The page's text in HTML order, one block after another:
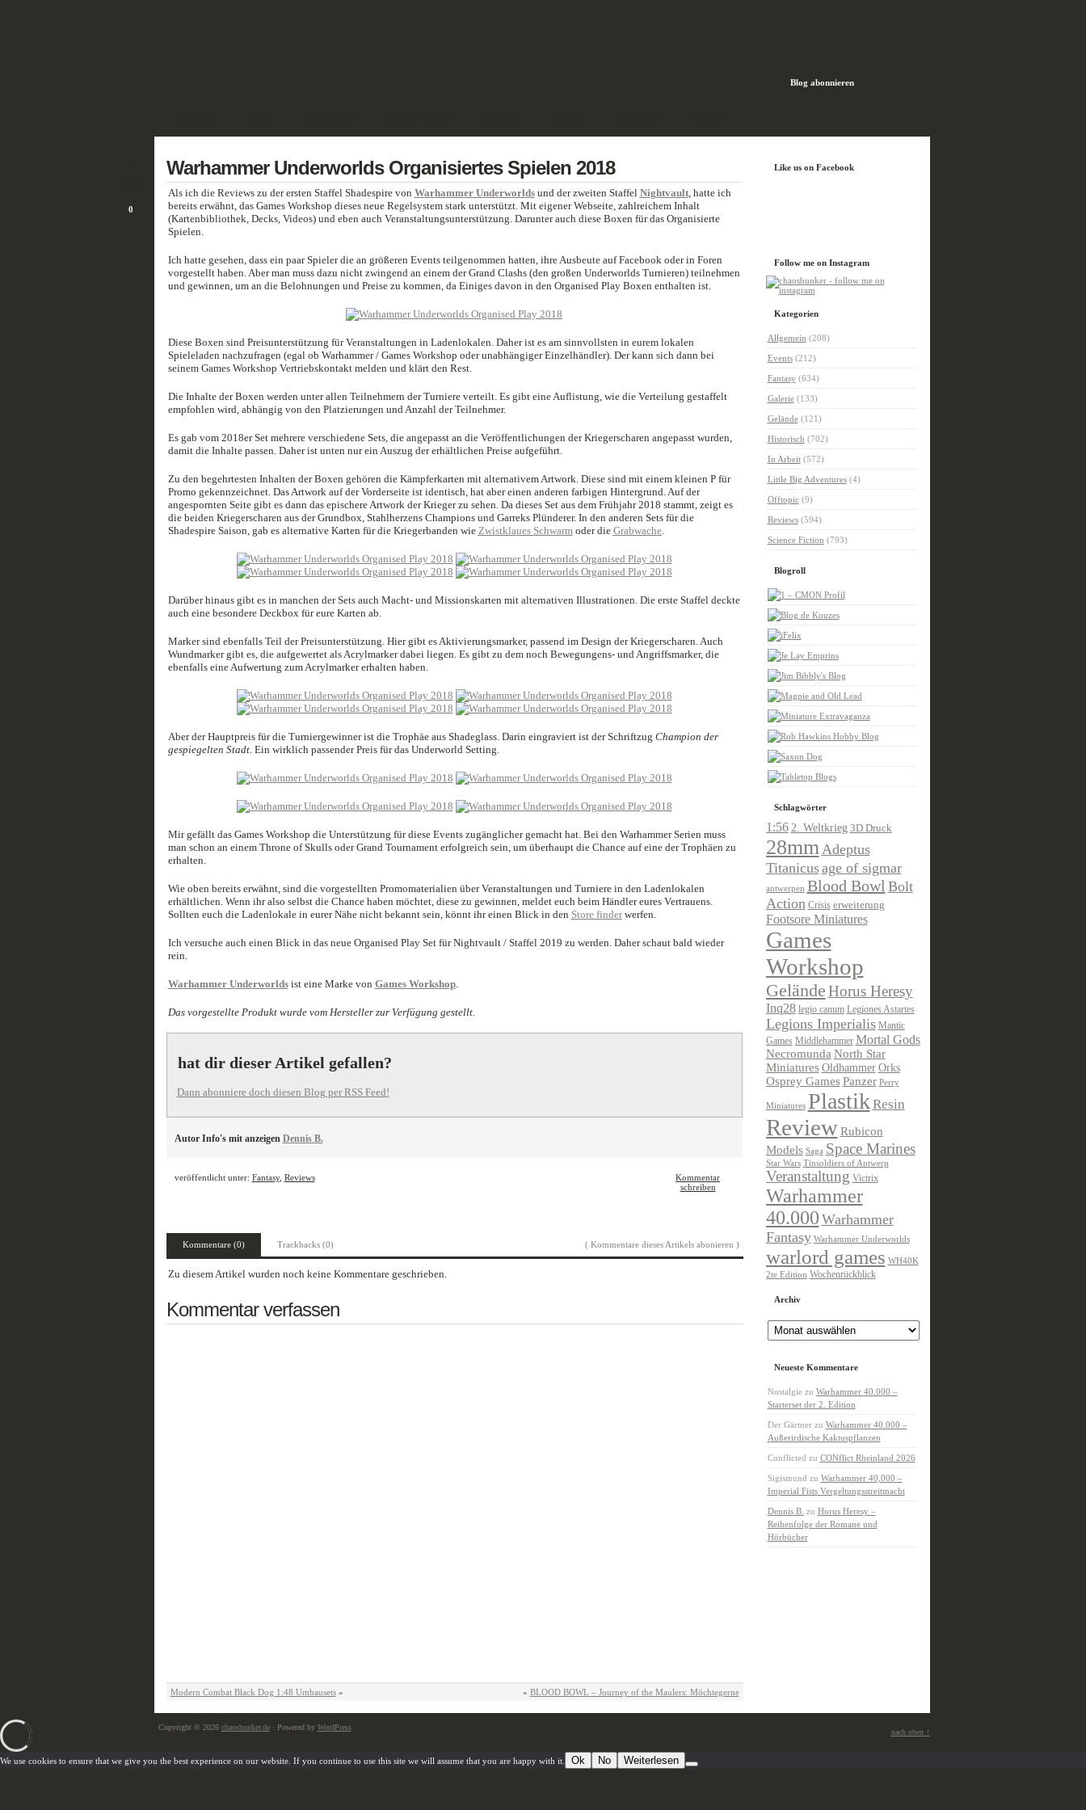
Blog abonnieren
0
Warhammer Underworlds Organisiertes Spielen 2018
Als ich die Reviews zu der ersten Staffel Shadespire von Warhammer Underworlds und der zweiten Staffel Nightvault, hatte ich
bereits erwähnt, das Games Workshop dieses neue Regelsystem stark unterstützt. Mit eigener Webseite, zahlreichem Inhalt
(Kartenbibliothek, Decks, Videos) und eben auch Veranstaltungsunterstützung. Darunter auch diese Boxen für das Organisierte
Spielen.
Ich hatte gesehen, dass ein paar Spieler die an größeren Events teilgenommen hatten, ihre Ausbeute auf Facebook oder in Foren
vorgestellt haben. Aber man muss dazu nicht zwingend an einem der Grand Clashs (den großen Underworlds Turnieren) teilnehmen
und gewinnen, um an die Belohnungen und Preise zu kommen, da Einiges davon in den Organised Play Boxen enthalten ist.
Diese Boxen sind Preisunterstützung für Veranstaltungen in Ladenlokalen. Daher ist es am sinnvollsten in eurem lokalen
Spieleladen nachzufragen (egal ob Warhammer / Games Workshop oder unabhängiger Einzelhändler). Der kann sich dann bei
seinem Games Workshop Vertriebskontakt melden und klärt den Rest.
Die Inhalte der Boxen werden unter allen Teilnehmern der Turniere verteilt. Es gibt eine Auflistung, wie die Verteilung gestaffelt
empfohlen wird, abhängig von den Platzierungen und Anzahl der Teilnehmer.
Es gab vom 2018er Set mehrere verschiedene Sets, die angepasst an die Veröffentlichungen der Kriegerscharen angepasst wurden,
damit die Inhalte passen. Daher ist unten nur ein Auszug der erhältlichen Preise aufgeführt.
Zu den begehrtesten Inhalten der Boxen gehören die Kämpferkarten mit alternativem Artwork. Diese sind mit einem kleinen P für
Promo gekennzeichnet. Das Artwork auf der Vorderseite ist identisch, hat aber einen anderen farbigen Hintergrund. Auf der
angespornten Seite gibt es dann das epischere Artwork der Krieger zu sehen. Da dieses Set aus dem Frühjahr 2018 stammt, zeigt es
die beiden Kriegerscharen aus der Grundbox, Stahlherzens Champions und Garreks Plünderer. In den anderen Sets für die
Shadespire Saison, gab es alternative Karten für die Kriegerbanden wie Zwistklaues Schwarmoder die Grabwache.
Darüber hinaus gibt es in manchen der Sets auch Macht- und Missionskarten mit alternativen Illustrationen. Die erste Staffel deckte
auch eine besondere Deckbox für eure Karten ab.
Marker sind ebenfalls Teil der Preisunterstützung. Hier gibt es Aktivierungsmarker, passend im Design der Kriegerscharen. Auch
Wundmarker gibt es, die aufgewertet als Acrylmarker dabei liegen. Es gibt zu dem noch Bewegungens- und Angriffsmarker, die
ebenfalls eine Aufwertung zum Acrylmarker erhalten haben.
Aber der Hauptpreis für die Turniergewinner ist die Trophäe aus Shadeglass. Darin eingraviert ist der Schriftzug Champion der
gespiegelten Stadt. Ein wirklich passender Preis für das Underworld Setting.
Mir gefällt das Games Workshop die Unterstützung für diese Events zugänglicher gemacht hat. Bei den Warhammer Serien muss
man schon an einem Throne of Skulls oder Grand Tournament erfolgreich sein, um überhaupt die Chance auf eine der Trophäen zu
erhalten.
Wie oben bereits erwähnt, sind die vorgestellten Promomaterialien über Veranstaltungen und Turniere in den Ladenlokalen
erhältlichen. Wenn ihr also selbst die Chance haben möchtet, diese zu gewinnen, meldet euch beim Händler eures Vertrauens.
Sollten euch die Ladenlokale in eurer Nähe nicht bekannt sein, könnt ihr einen Blick in den Store finderwerfen.
Ich versuche auch einen Blick in das neue Organised Play Set für Nightvault / Staffel 2019 zu werden. Daher schaut bald wieder
rein.
Warhammer Underworldsist eine Marke von Games Workshop.
Das vorgestellte Produkt wurde vom Hersteller zur Verfügung gestellt.
hat dir dieser Artikel gefallen?
Dann abonniere doch diesen Blog per RSS Feed!
Autor Info's mit anzeigen Dennis B.
veröffentlicht unter: Fantasy, Reviews
Kommentar
schreiben
Kommentare (0) Trackbacks (0) ( Kommentare dieses Artikels abonieren )
Zu diesem Artikel wurden noch keine Kommentare geschrieben.
Kommentar verfassen
Modern Combat Black Dog 1:48 Umbausets» « BLOOD BOWL – Journey of the Maulers: Möchtegerne
Like us on Facebook
Follow me on Instagram
Kategorien
Allgemein (208)
Events(212)
Fantasy(634)
Galerie(133)
Gelände(121)
Historisch (702)
In Arbeit(572)
Little Big Adventures(4)
Offtopic(9)
Reviews(594)
Science Fiction (793)
Blogroll
Schlagwörter
1:56 2. Weltkrieg 3D Druck
28mmAdeptus
Titanicusage of sigmar
antwerpen Blood Bowl Bolt
Action Crisis erweiterung
Footsore Miniatures
Games
Workshop
GeländeHorus Heresy
Inq28 legio canum Legiones Astartes
Legions Imperialis Mantic
Games Middlehammer Mortal Gods
Necromunda North Star
Miniatures Oldhammer Orks
Osprey Games Panzer Perry
Miniatures Plastik Resin
Review Rubicon
Models Saga Space Marines
Star Wars Tinsoldiers of Antwerp
Veranstaltung Victrix
Warhammer
40.000 Warhammer
Fantasy Warhammer Underworlds
warlord games WH40K
2te Edition Wochenrückblick
Archiv
Neueste Kommentare
Nostalgiezu Warhammer 40.000 –
Starterset der 2. Edition
Der Gärtnerzu Warhammer 40.000 –
Außerirdische Kaktuspflanzen
Conflicted zu CONflict Rheinland 2026
Sigismund zu Warhammer 40,000 –
Imperial Fists Vergeltungsstreitmacht
Dennis B. zu Horus Heresy –
Reihenfolge der Romane und
Hörbücher
Copyright © 2026 chaosbunker.de· Powered by WordPress
nach oben ↑
We use cookies to ensure that we give you the best experience on our website. If you continue to use this site we will assume that you are happy with it. Ok No Weiterlesen